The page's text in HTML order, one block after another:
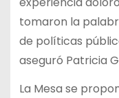
tomaron la
de políticas
aseguró Patricia
La Mesa se